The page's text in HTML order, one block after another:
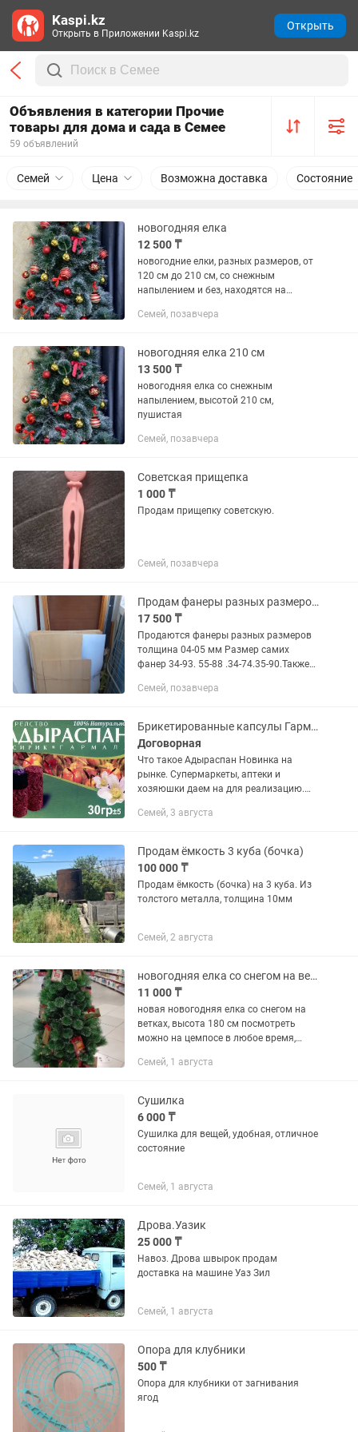
Объявления в категории Прочие
товары для дома и сада в Семее
59 объявлений
Семей Цена Возможна доставка Состояние
новогодняя елка
12 500 ₸
новогодние елки, разных размеров, от
120 см до 210 см, со снежным
напылением и без, находятся на
время
Семей, позавчера
новогодняя елка 210 см
13 500 ₸
новогодняя елка со снежным
напылением, высотой 210 см,
пушистая
Семей, позавчера
Советская прищепка
1 000 ₸
Продам прищепку советскую.
Семей, позавчера
Продам фанеры разных размеров 34-93.55-88.34-74.35-90.толщиной 04-05мм .
17 500 ₸
Продаются фанеры разных размеров
толщина 04-05 мм Размер самих
фанер 34-93. 55-88 .34-74.35-90.Также
90 см.
Семей, позавчера
Брикетированные капсулы Гармала, АДЫРАСПАН, Исрык, Юзерлик
Договорная
Что такое Адыраспан Новинка на
рынке. Супермаркеты, аптеки и
хозяюшки даем на для реализацию.
АДЫРАСПАН, ИСИРИК, ЮЗЕРЛИК,
СИРИЙСКАЯ РУТА —...
Семей, 3 августа
Продам ёмкость 3 куба (бочка)
100 000 ₸
Продам ёмкость (бочка) на 3 куба. Из
толстого металла, толщина 10мм
Семей, 2 августа
новогодняя елка со снегом на ветках, 180 см
11 000 ₸
новая новогодняя елка со снегом на
ветках, высота 180 см посмотреть
можно на цемпосе в любое время,
Семей, 1 августа
Сушилка
6 000 ₸
Сушилка для вещей, удобная, отличное
состояние
Семей, 1 августа
Дрова.Уазик
25 000 ₸
Навоз. Дрова швырок продам
доставка на машине Уаз Зил
Семей, 1 августа
Опора для клубники
500 ₸
Опора для клубники от загнивания
ягод
Kaspi.kz
Открыть в Приложении Kaspi.kz
Открыть